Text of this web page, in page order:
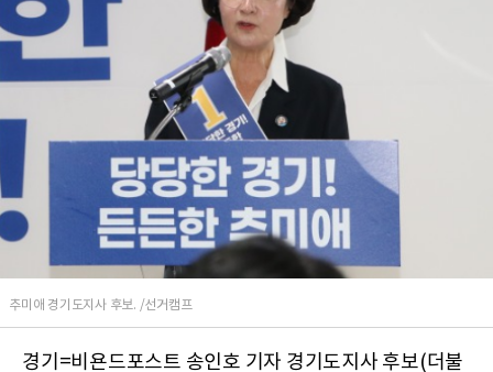
추미애 경기도지사 후보. /선거캠프
경기=비욘드포스트 송인호 기자 경기도지사 후보(더불